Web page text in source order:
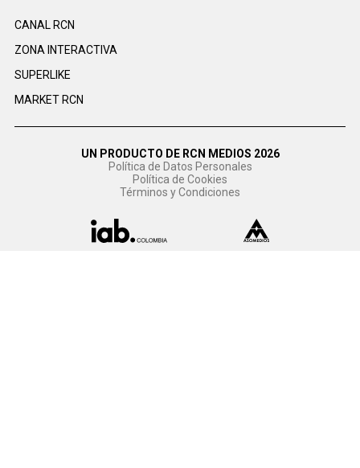
CANAL RCN
ZONA INTERACTIVA
SUPERLIKE
MARKET RCN
UN PRODUCTO DE RCN MEDIOS 2026
Política de Datos Personales
Política de Cookies
Términos y Condiciones